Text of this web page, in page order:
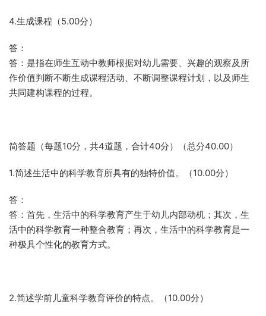
4.生成课程（5.00分）
答：
答：是指在师生互动中教师根据对幼儿需要、兴趣的观察及所
作价值判断不断生成课程活动、不断调整课程计划，以及师生
共同建构课程的过程。
简答题（每题10分，共4道题，合计40分）（总分40.00）
1.简述生活中的科学教育所具有的独特价值。（10.00分）
答：
答：首先，生活中的科学教育产生于幼儿内部动机；其次，生
活中的科学教育一种整合教育；再次，生活中的科学教育是一
种极具个性化的教育方式。
2.简述学前儿童科学教育评价的特点。（10.00分）